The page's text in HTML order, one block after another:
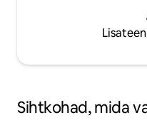
Sihtkohad, mida